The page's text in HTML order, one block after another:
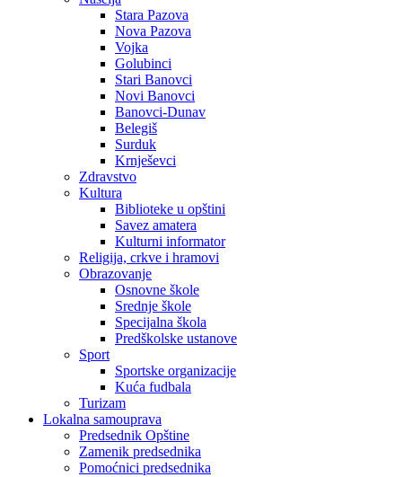
Stara Pazova
Nova Pazova
Vojka
Golubinci
Stari Banovci
Novi Banovci
Banovci-Dunav
Belegiš
Surduk
Krnješevci
Zdravstvo
Kultura
Biblioteke u opštini
Savez amatera
Kulturni informator
Religija, crkve i hramovi
Obrazovanje
Osnovne škole
Srednje škole
Specijalna škola
Predškolske ustanove
Sport
Sportske organizacije
Kuća fudbala
Turizam
Lokalna samouprava
Predsednik Opštine
Zamenik predsednika
Pomoćnici predsednika